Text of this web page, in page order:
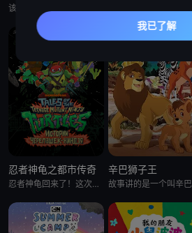
忍者神龟之都市传奇
忍者神龟回来了！这次是以电视剧的形式。当神龟们被人类接纳，一边上高中一边继续他们的超级英雄生涯时，他们面临着同
辛巴狮子王